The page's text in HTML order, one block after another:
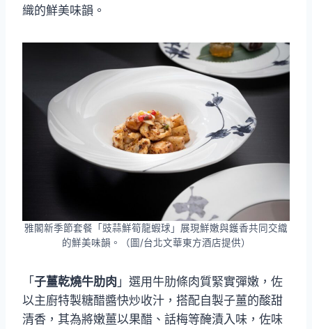
織的鮮美味韻。
雅閣新季節套餐「豉蒜鮮筍龍蝦球」展現鮮嫩與鑊香共同交織
的鮮美味韻。（圖/台北文華東方酒店提供）
「 子薑乾燒牛肋肉 」選用牛肋條肉質緊實彈嫩，佐
以主廚特製糖醋醬快炒收汁，搭配自製子薑的酸甜
清香，其為將嫩薑以果醋、話梅等醃漬入味，佐味